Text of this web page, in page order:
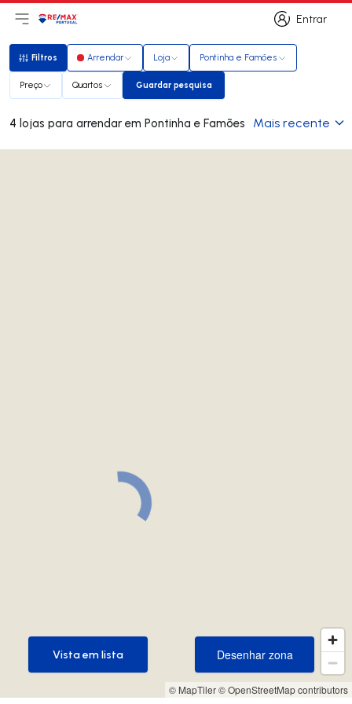
Entrar
Entrar
Abri menu principal
LogoIr para página inicial
Filtros
Filtros Arrendar Loja Pontinha e Famões
Preço Quartos Guardar pesquisa
Guardar pesquisa
4 lojas para arrendar em Pontinha e Famões Mais recente
© MapTiler© OpenStreetMap contributors
Desenhar zona
Desenhar zona
Vista em lista
Vista em lista